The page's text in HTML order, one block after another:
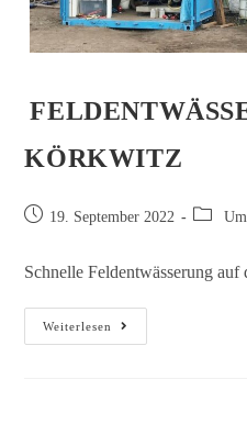
KÖRKWITZ
19. September 2022
Schnelle Feldentwässerung
Weiterlesen